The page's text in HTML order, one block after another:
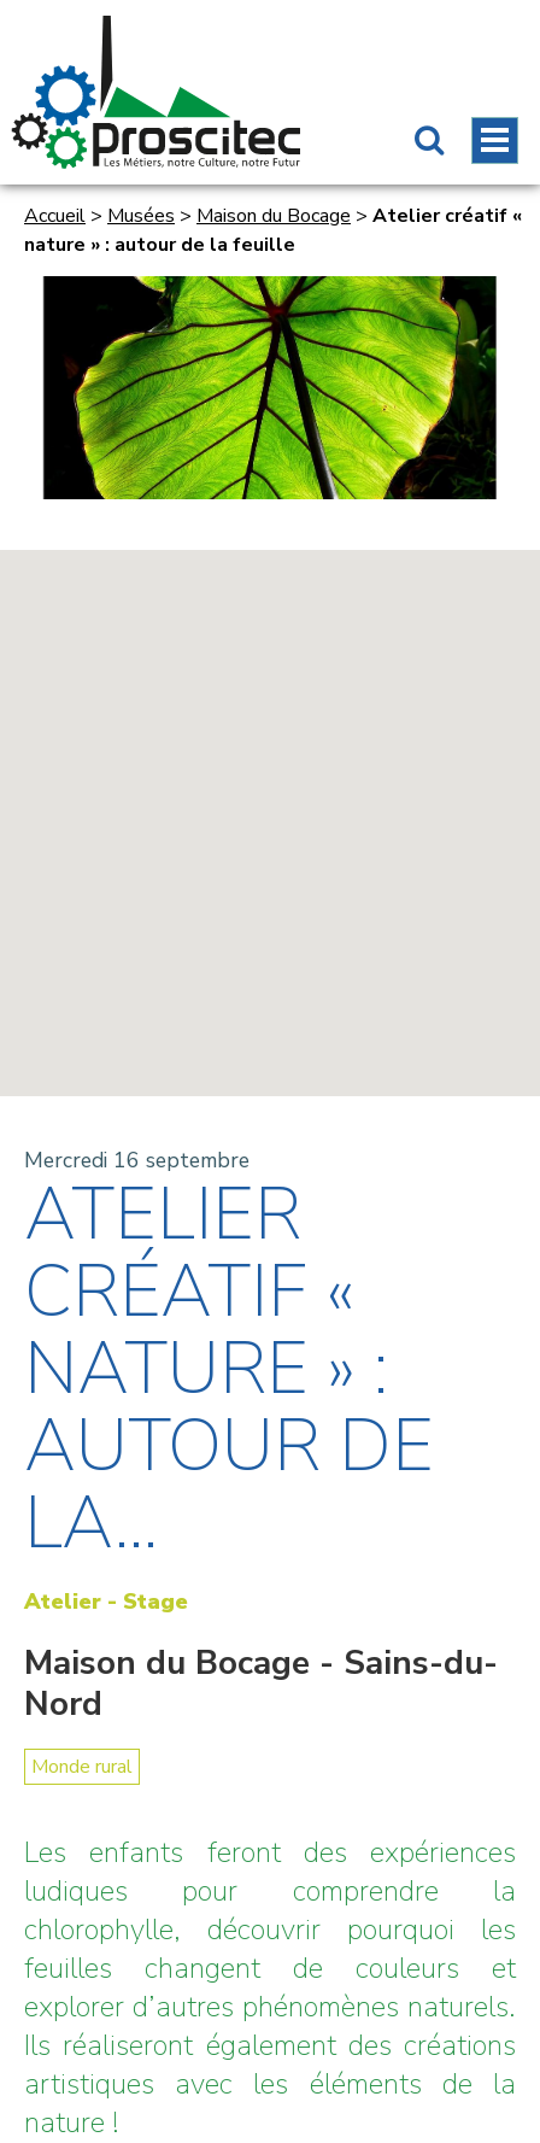
Accueil > Musées > Maison du Bocage > Atelier créatif «
nature » : autour de la feuille
Mercredi 16 septembre
ATELIER
CRÉATIF «
NATURE » :
AUTOUR DE
LA...
Atelier - Stage
Maison du Bocage - Sains-du-
Nord
Monde rural
Les enfants feront des expériences
ludiques pour comprendre la
chlorophylle, découvrir pourquoi les
feuilles changent de couleurs et
explorer d’autres phénomènes naturels.
Ils réaliseront également des créations
artistiques avec les éléments de la
nature !